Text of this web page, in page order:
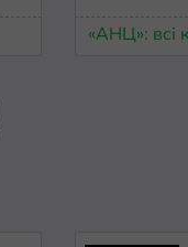
«АНЦ»: всі